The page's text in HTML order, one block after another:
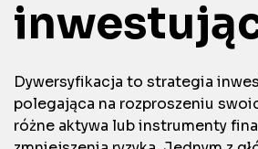
Dywersyfikacja to strategia
polegająca na rozproszeniu
różne aktywa lub instrumenty